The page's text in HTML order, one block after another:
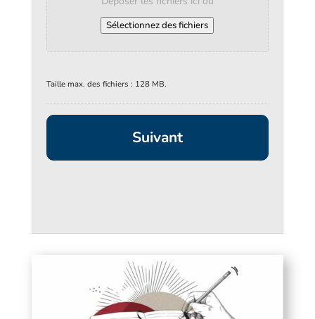
Sélectionnez des fichiers
Taille max. des fichiers : 128 MB.